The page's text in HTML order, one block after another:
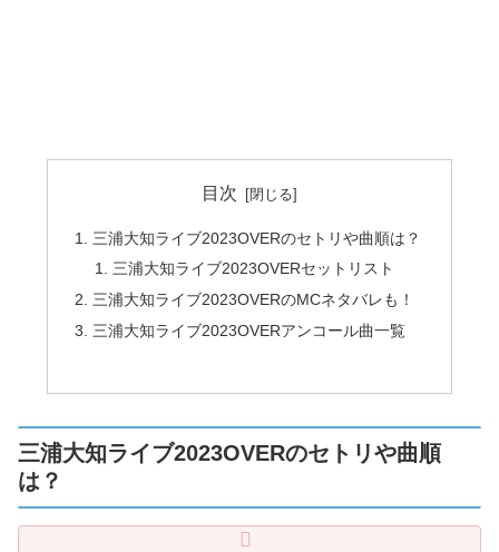
目次
三浦大知ライブ2023OVERのセトリや曲順は？
三浦大知ライブ2023OVERセットリスト
三浦大知ライブ2023OVERのMCネタバレも！
三浦大知ライブ2023OVERアンコール曲一覧
三浦大知ライブ2023OVERのセトリや曲順
は？